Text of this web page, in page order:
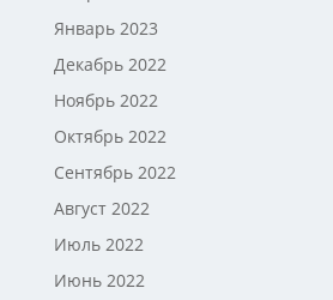
Январь 2023
Декабрь 2022
Ноябрь 2022
Октябрь 2022
Сентябрь 2022
Август 2022
Июль 2022
Июнь 2022